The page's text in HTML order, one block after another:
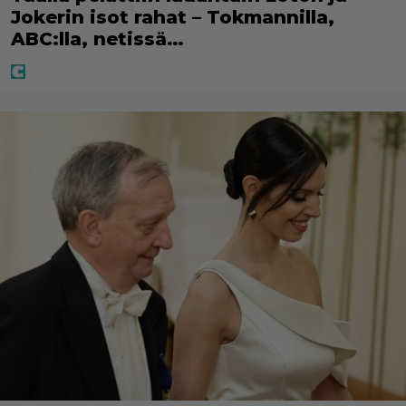
Jokerin isot rahat – Tokmannilla,
ABC:lla, netissä…